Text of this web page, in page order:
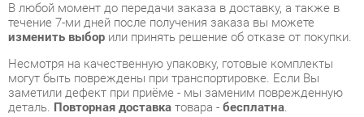
могут быть повреждены при транспортировке. Если Вы
заметили дефект при приёме - мы заменим поврежденную
деталь.Повторная доставкатовара -бесплатна.
На всю мебель категории Готовые комплекты
распространяетсягарантия 1 год, а на некоторые модели – 2
года с момента приобретения.